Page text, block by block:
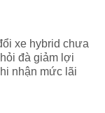
xe hybrid chưa
đà giảm lợi
nhận mức lãi